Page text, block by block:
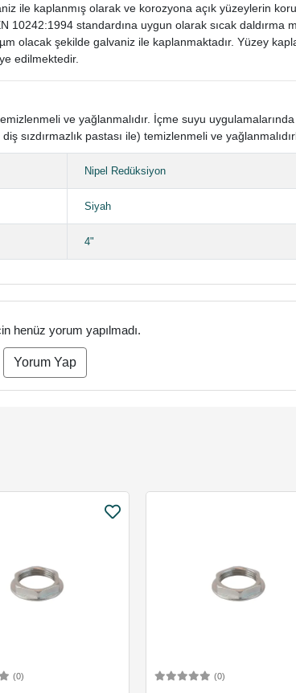
ile kaplanmış olarak ve korozyona açık yüzeylerin
10242:1994 standardına uygun olarak sıcak daldırma
olacak şekilde galvaniz ile kaplanmaktadır. Yüzey
edilmektedir.
ve yağlanmalıdır. İçme suyu
sızdırmazlık pastası ile) temizlenmeli ve
Nipel Redüksiyon
Siyah
4"
henüz yorum yapılmadı.
Yorum Yap
(0) (0)